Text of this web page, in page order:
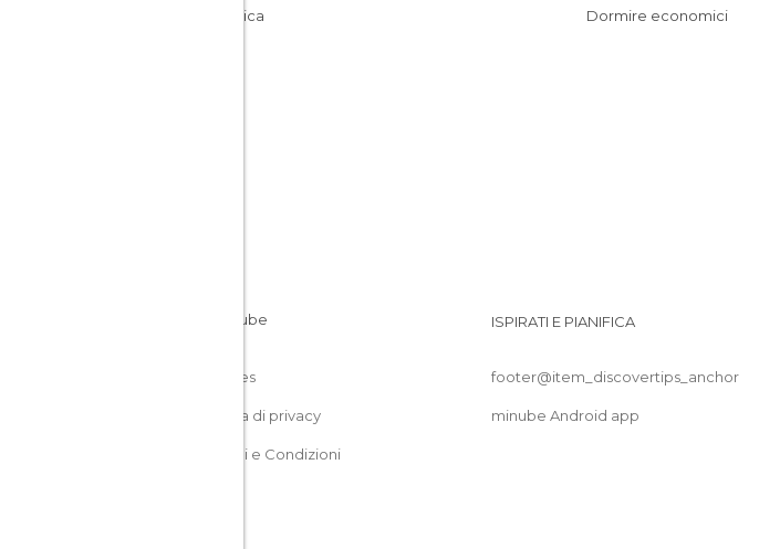
Sudafrica Dormire economici
Cookies
Politica di privacy
Termini e Condizioni
ISPIRATI E PIANIFICA
footer@item_discovertips_anchor
minube Android app